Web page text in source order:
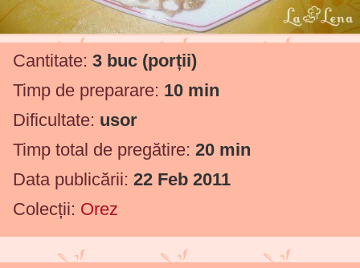
Cantitate: 3 buc (porții)
Timp de preparare: 10 min
Dificultate: usor
Timp total de pregătire: 20 min
Data publicării: 22 Feb 2011
Colecții: Orez